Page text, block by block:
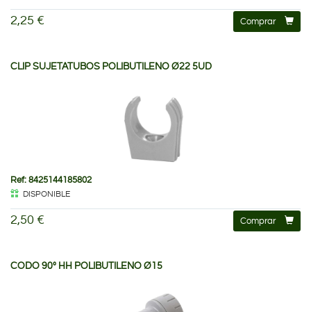
2,25 € Comprar
CLIP SUJETATUBOS POLIBUTILENO Ø22 5UD
Ref: 8425144185802
DISPONIBLE
2,50 € Comprar
CODO 90º HH POLIBUTILENO Ø15